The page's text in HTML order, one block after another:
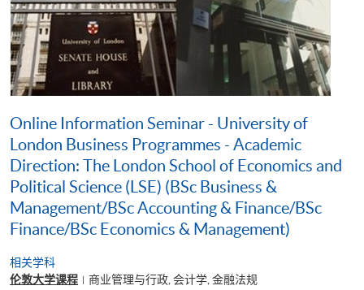
Online Information Seminar - University of
London Business Programmes - Academic
Direction: The London School of Economics and
Political Science (LSE) (BSc Business &
Management/BSc Accounting & Finance/BSc
Finance/BSc Economics & Management)
相关学科
伦敦大学课程 | 商业管理与行政, 会计学, 金融法规